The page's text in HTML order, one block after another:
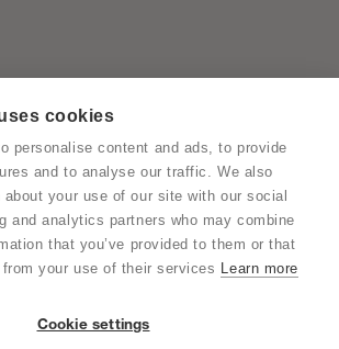
55 10 11
with us
cookies
personalise content and ads, to provide
and to analyse our traffic. We also
your use of our site with our social
and analytics partners who may combine
that you’ve provided to them or that
your use of their services Learn more
Cookie settings